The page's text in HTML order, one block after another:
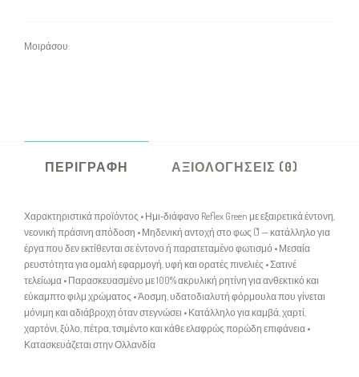
Μοιράσου:
ΠΕΡΙΓΡΑΦΉ ΑΞΙΟΛΟΓΉΣΕΙΣ (0)
Χαρακτηριστικά προϊόντος • Ημι‑διάφανο Reflex Green με εξαιρετικά έντονη,
νεονική πράσινη απόδοση • Μηδενική αντοχή στο φως (˚) — κατάλληλο για
έργα που δεν εκτίθενται σε έντονο ή παρατεταμένο φωτισμό • Μεσαία
ρευστότητα για ομαλή εφαρμογή, υφή και ορατές πινελιές • Σατινέ
τελείωμα • Παρασκευασμένο με 100% ακρυλική ρητίνη για ανθεκτικό και
εύκαμπτο φιλμ χρώματος • Άοσμη, υδατοδιαλυτή φόρμουλα που γίνεται
μόνιμη και αδιάβροχη όταν στεγνώσει • Κατάλληλο για καμβά, χαρτί,
χαρτόνι, ξύλο, πέτρα, τσιμέντο και κάθε ελαφρώς πορώδη επιφάνεια •
Κατασκευάζεται στην Ολλανδία